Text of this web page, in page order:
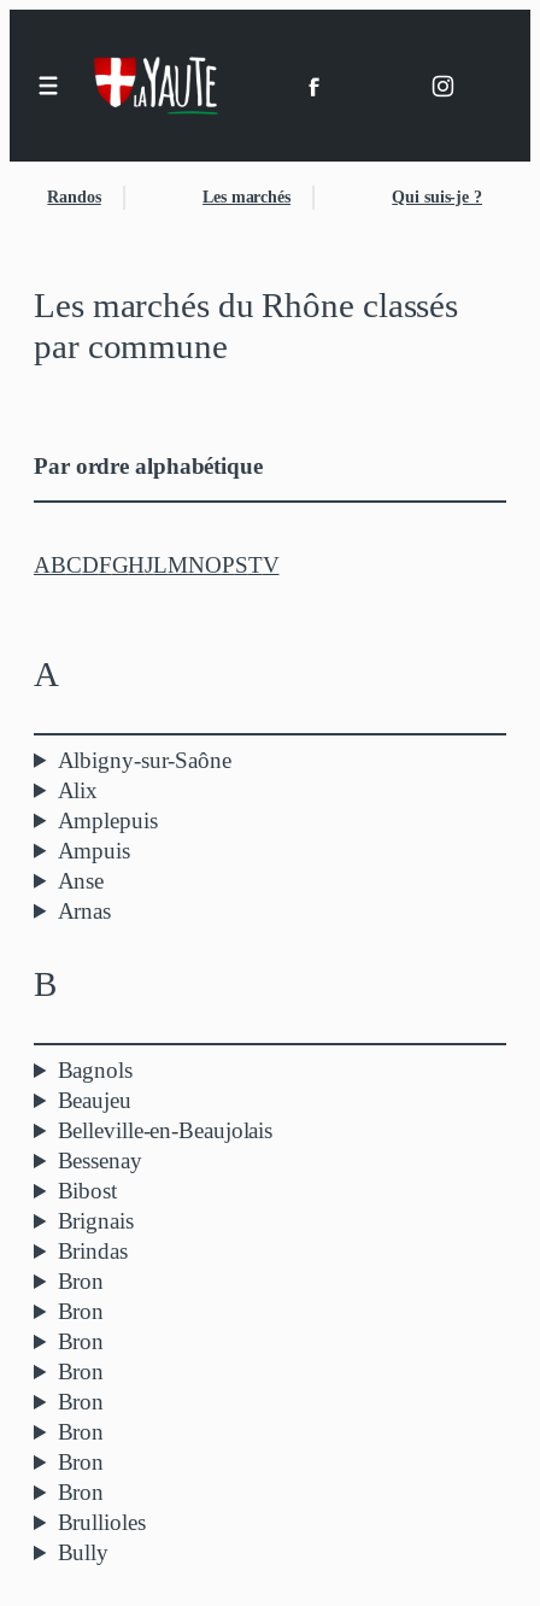
contenu
Randos Les marchés Qui suis-je ?
Les marchés du Rhône classés
par commune
Par ordre alphabétique
ABCDFGHJLMNOPSTV
A
Albigny-sur-Saône
Alix
Amplepuis
Ampuis
Anse
Arnas
B
Bagnols
Beaujeu
Belleville-en-Beaujolais
Bessenay
Bibost
Brignais
Brindas
Bron
Bron
Bron
Bron
Bron
Bron
Bron
Bron
Brullioles
Bully